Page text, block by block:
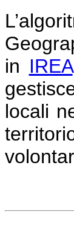
in IREA
locali